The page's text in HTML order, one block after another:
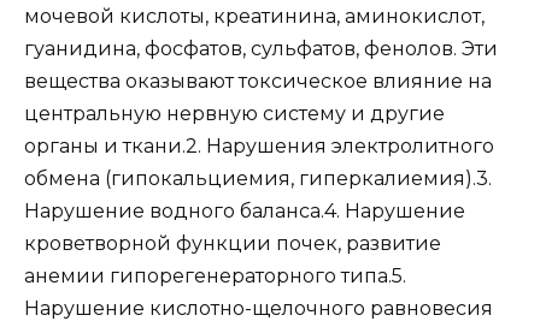
мочевой кислоты, креатинина, аминокислот,
гуанидина, фосфатов, сульфатов, фенолов. Эти
вещества оказывают токсическое влияние на
центральную нервную систему и другие
органы и ткани.2. Нарушения электролитного
обмена (гипокальциемия, гиперкалиемия).3.
Нарушение водного баланса.4. Нарушение
кроветворной функции почек, развитие
анемии гипорегенераторного типа.5.
Нарушение кислотно-щелочного равновесия